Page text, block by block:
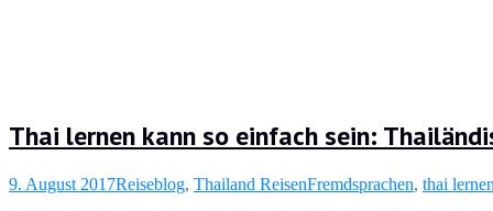
Thai lernen kann so einfach sein:
9. August 2017Reiseblog, Thailand ReisenFremdsprachen, thai